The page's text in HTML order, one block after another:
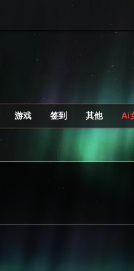
游戏 签到 其他 Ai